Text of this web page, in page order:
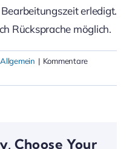
erledigt.
Rücksprache möglich.
Allgemein | Kommentare
Choose Your